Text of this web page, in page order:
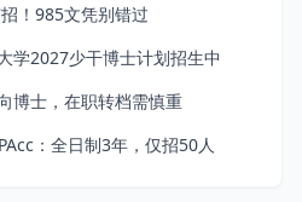
！985文凭别错过
学2027少干博士计划招生中
博士，在职转档需慎重
：全日制3年，仅招50人